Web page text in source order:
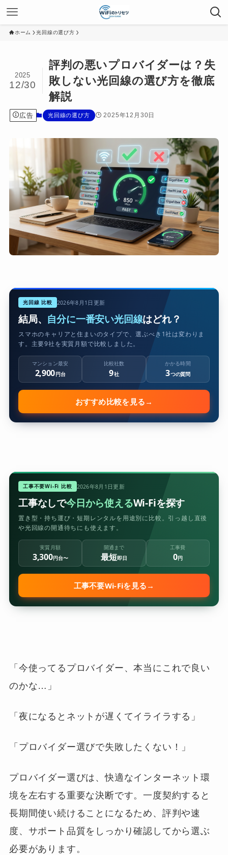
ホーム 光回線の選び方
評判の悪いプロバイダーは？失
敗しない光回線の選び方を徹底
解説
2025
12/30
広告 光回線の選び方 2025年12月30日
光回線 比較 2026年8月1日更新
結局、 自分に一番安い光回線はどれ？
スマホのキャリアと住まいのタイプで、選ぶべき1社は変わりま
す。主要9社を実質月額で比較しました。
マンション最安
2,900円台
比較社数
9社
かかる時間
3つの質問
おすすめ比較を見る →
工事不要Wi-Fi 比較 2026年8月1日更新
工事なしで今日から使えるWi-Fiを探す
置き型・持ち運び・短期レンタルを用途別に比較。引っ越し直後
や光回線の開通待ちにも使えます。
実質月額
3,300円台〜
開通まで
最短即日
工事費
0円
工事不要Wi-Fiを見る →
「今使ってるプロバイダー、本当にこれで良い
のかな…」
「夜になるとネットが遅くてイライラする」
「プロバイダー選びで失敗したくない！」
プロバイダー選びは、快適なインターネット環
境を左右する重要な決断です。一度契約すると
長期間使い続けることになるため、評判や速
度、サポート品質をしっかり確認してから選ぶ
必要があります。